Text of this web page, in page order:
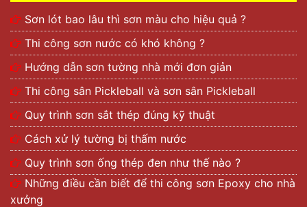
Sơn lót bao lâu thì sơn màu cho hiệu quả ?
Thi công sơn nước có khó không ?
Hướng dẫn sơn tường nhà mới đơn giản
Thi công sân Pickleball và sơn sân Pickleball
Quy trình sơn sắt thép đúng kỹ thuật
Cách xử lý tường bị thấm nước
Quy trình sơn ống thép đen như thế nào ?
Những điều cần biết để thi công sơn Epoxy cho nhà
xưởng